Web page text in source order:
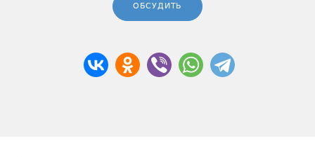
ОБСУДИТЬ